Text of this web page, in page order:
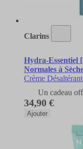
Clarins
Hydra-Essentiel
Normales à
Crème
Un cadeau
34,90 €
Ajouter